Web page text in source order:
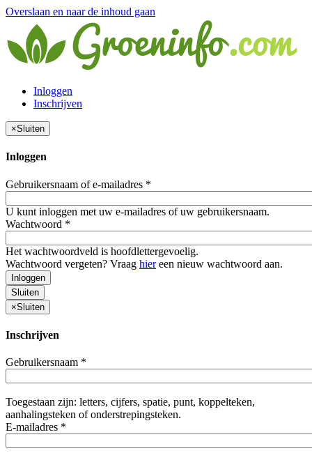
Overslaan en naar de inhoud gaan
Inloggen
Inschrijven
×Sluiten
Inloggen
Gebruikersnaam of e-mailadres *
U kunt inloggen met uw e-mailadres of uw gebruikersnaam.
Wachtwoord *
Het wachtwoordveld is hoofdlettergevoelig.
Wachtwoord vergeten? Vraag hiereen nieuw wachtwoord aan.
Inloggen
Sluiten
×Sluiten
Inschrijven
Gebruikersnaam *
Toegestaan zijn: letters, cijfers, spatie, punt, koppelteken,
aanhalingsteken of onderstrepingsteken.
E-mailadres *